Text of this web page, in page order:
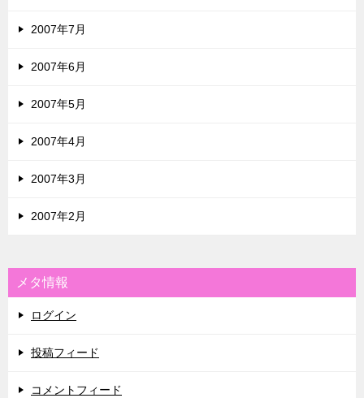
2007年7月
2007年6月
2007年5月
2007年4月
2007年3月
2007年2月
メタ情報
ログイン
投稿フィード
コメントフィード